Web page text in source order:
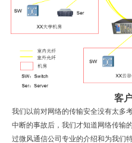
客
我们以前对网络的传输安全没有太多
中断的事故后，我们才知道网络传输
过微风通信公司专业的介绍和为我们